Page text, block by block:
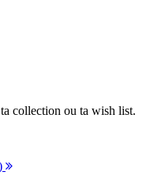
collection ou ta wish list.